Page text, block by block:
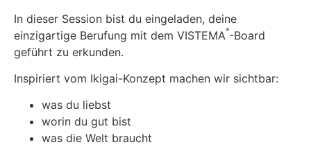
In dieser Session bist du eingeladen, deine
einzigartige Berufung mit dem VISTEMA®-Board
geführt zu erkunden.
Inspiriert vom Ikigai-Konzept machen wir sichtbar:
was du liebst
worin du gut bist
was die Welt braucht